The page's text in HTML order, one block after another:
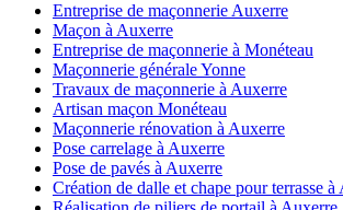
Entreprise de maçonnerie Auxerre
Maçon à Auxerre
Entreprise de maçonnerie à Monéteau
Maçonnerie générale Yonne
Travaux de maçonnerie à Auxerre
Artisan maçon Monéteau
Maçonnerie rénovation à Auxerre
Pose carrelage à Auxerre
Pose de pavés à Auxerre
Création de dalle et chape pour terrasse à